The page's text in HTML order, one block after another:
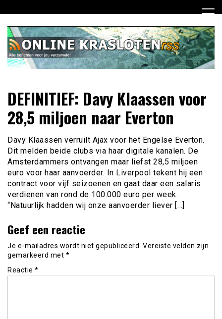
naar
inhoud
Online Krasloten RSS
jou verzameld
DEFINITIEF: Davy Klaassen voor
28,5 miljoen naar Everton
Davy Klaassen verruilt Ajax voor het Engelse Everton.
Dit melden beide clubs via haar digitale kanalen. De
Amsterdammers ontvangen maar liefst 28,5 miljoen
euro voor haar aanvoerder. In Liverpool tekent hij een
contract voor vijf seizoenen en gaat daar een salaris
verdienen van rond de 100.000 euro per week.
“Natuurlijk hadden wij onze aanvoerder liever […]
Geef een reactie
Je e-mailadres wordt niet gepubliceerd. Vereiste velden zijn
gemarkeerd met *
Reactie *